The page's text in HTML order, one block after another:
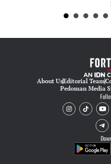
About UsEditorial Team
Pedoman Media